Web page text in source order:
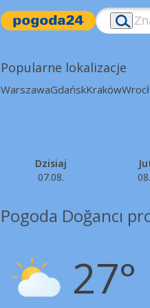
Popularne lokalizacje
WarszawaGdańskKraków
Dzisiaj
07.08.
Pogoda Doğancı
27°